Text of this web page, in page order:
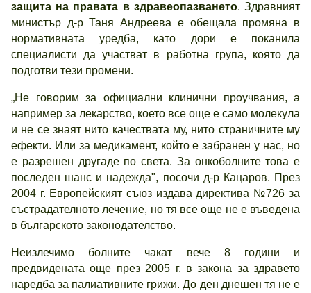
защита на правата в здравеопазването. Здравният
министър д-р Таня Андреева е обещала промяна в
нормативната уредба, като дори е поканила
специалисти да участват в работна група, която да
подготви тези промени.
„Не говорим за официални клинични проучвания, а
например за лекарство, което все още е само молекула
и не се знаят нито качествата му, нито страничните му
ефекти. Или за медикамент, който е забранен у нас, но
е разрешен другаде по света. За онкоболните това е
последен шанс и надежда", посочи д-р Кацаров. През
2004 г. Европейският съюз издава директива №726 за
състрадателното лечение, но тя все още не е въведена
в българското законодателство.
Неизлечимо болните чакат вече 8 години и
предвидената още през 2005 г. в закона за здравето
наредба за палиативните грижи. До ден днешен тя не е